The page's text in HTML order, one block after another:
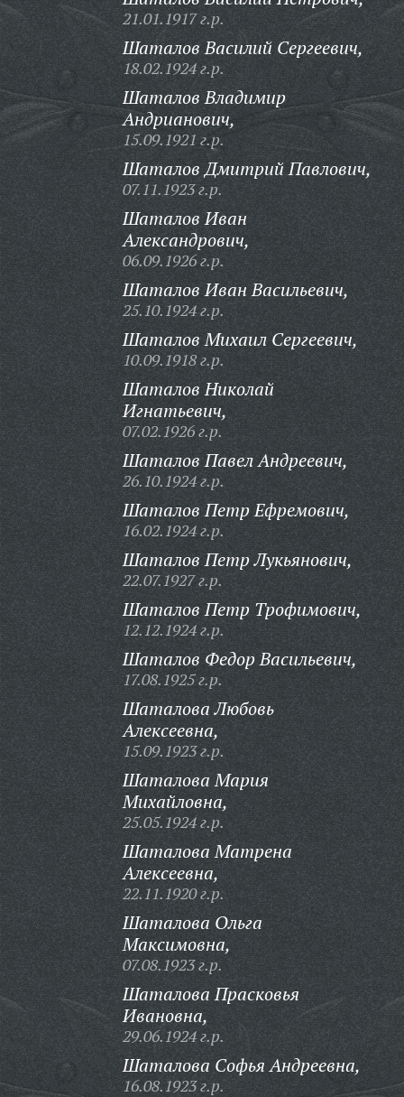
21.01.1917 г.р.
Шаталов Василий Сергеевич,
18.02.1924 г.р.
Шаталов Владимир
Андрианович,
15.09.1921 г.р.
Шаталов Дмитрий Павлович,
07.11.1923 г.р.
Шаталов Иван
Александрович,
06.09.1926 г.р.
Шаталов Иван Васильевич,
25.10.1924 г.р.
Шаталов Михаил Сергеевич,
10.09.1918 г.р.
Шаталов Николай
Игнатьевич,
07.02.1926 г.р.
Шаталов Павел Андреевич,
26.10.1924 г.р.
Шаталов Петр Ефремович,
16.02.1924 г.р.
Шаталов Петр Лукьянович,
22.07.1927 г.р.
Шаталов Петр Трофимович,
12.12.1924 г.р.
Шаталов Федор Васильевич,
17.08.1925 г.р.
Шаталова Любовь
Алексеевна,
15.09.1923 г.р.
Шаталова Мария
Михайловна,
25.05.1924 г.р.
Шаталова Матрена
Алексеевна,
22.11.1920 г.р.
Шаталова Ольга
Максимовна,
07.08.1923 г.р.
Шаталова Прасковья
Ивановна,
29.06.1924 г.р.
Шаталова Софья Андреевна,
16.08.1923 г.р.